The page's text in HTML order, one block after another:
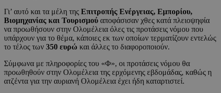
Γι’ αυτό και τα μέλη της Επιτροπής Ενέργειας, Εμπορίου,
Βιομηχανίας και Τουρισμού αποφάσισαν χθες κατά πλειοψηφία
να προωθήσουν στην Ολομέλεια όλες τις προτάσεις νόμου που
υπάρχουν για το θέμα, κάποιες εκ των οποίων τερματίζουν εντελώς
το τέλος των 350 ευρώ και άλλες το διαφοροποιούν.
Σύμφωνα με πληροφορίες του «Φ», οι προτάσεις νόμου θα
προωθηθούν στην Ολομέλεια της ερχόμενης εβδομάδας, καθώς η
ατζέντα για την αυριανή Ολομέλεια έχει ήδη καταρτιστεί.